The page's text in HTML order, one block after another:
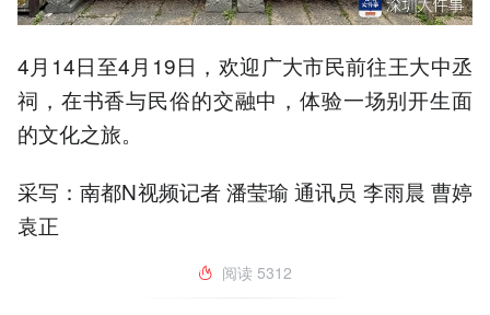
4月14日至4月19日，欢迎广大市民前往王大中丞
祠，在书香与民俗的交融中，体验一场别开生面
的文化之旅。
采写：南都N视频记者 潘莹瑜 通讯员 李雨晨 曹婷
袁正
阅读 5312